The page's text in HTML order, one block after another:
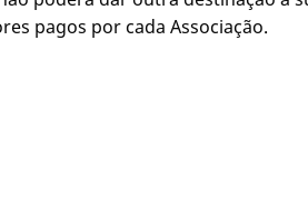
pagos por cada Associação.